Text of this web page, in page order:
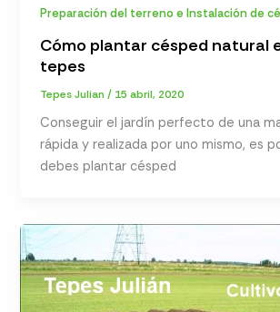
Preparación del terreno e Instalación de
Cómo plantar césped natural
tepes
Tepes Julian/ 15 abril, 2020
Conseguir el jardín perfecto de una
rápida y realizada por uno mismo, es
debes plantar césped